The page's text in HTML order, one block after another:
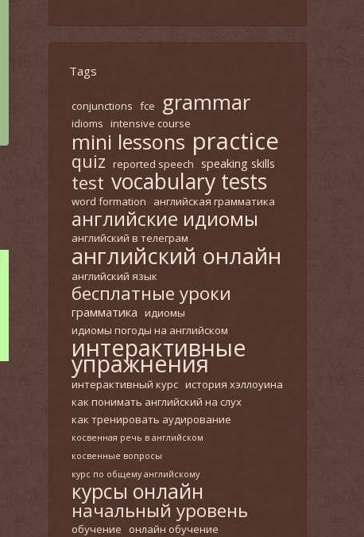
Tags
conjunctions fce grammar
idioms intensive course
mini lessons practice
quiz reported speech speaking skills
test vocabulary tests
word formation английская грамматика
английские идиомы
английский в телеграм
английский онлайн
английский язык
бесплатные уроки
грамматика идиомы
идиомы погоды на английском
интерактивные
упражнения
интерактивный курс история хэллоуина
как понимать английский на слух
как тренировать аудирование
косвенная речь в английском
косвенные вопросы
курс по общему английскому
курсы онлайн
начальный уровень
обучение
онлайн обучение